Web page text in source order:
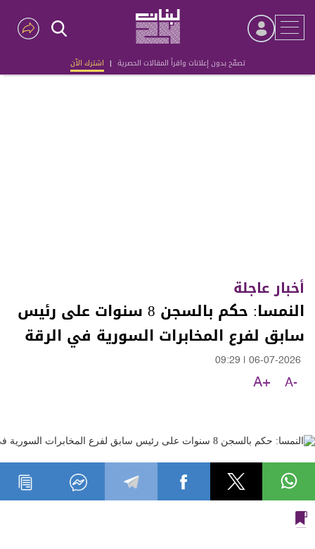
تصفّح بدون إعلانات واقرأ المقالات الحصرية | اشترك الآن
Advertisement
أخبار عاجلة
النمسا: حكم بالسجن 8 سنوات على رئيس
سابق لفرع المخابرات السورية في الرقة
06-07-2026
09:29
A-
A+